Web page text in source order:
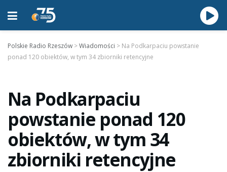
Polskie Radio Rzeszów >Wiadomości > Na Podkarpaciu powstanie
ponad 120 obiektów, w tym 34 zbiorniki retencyjne
Na Podkarpaciu
powstanie ponad 120
obiektów, w tym 34
zbiorniki retencyjne